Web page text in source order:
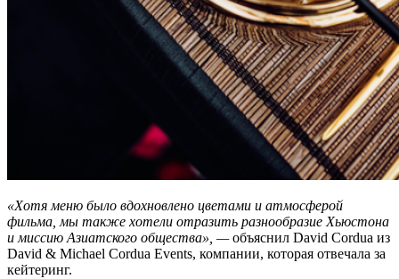
«Хотя меню было вдохновлено цветами и атмосферой
фильма, мы также хотели отразить разнообразие Хьюстона
и миссию Азиатского общества», —объяснил David Cordua из
David & Michael Cordua Events, компании, которая отвечала за
кейтеринг.